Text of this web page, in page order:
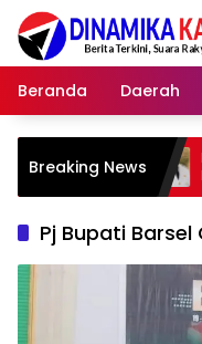
Langsung
konten
Beranda
Daerah
Breaking News
Bupati Barsel
Membakar Hutan
Barito Selatan
Pj Bupati Barsel